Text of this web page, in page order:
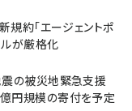
約「エージェントポ
ルが厳格化
震の被災地緊急支援
円規模の寄付を予定